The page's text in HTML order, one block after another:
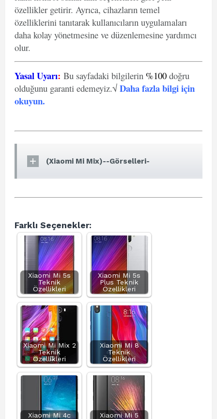
özellikler getirir. Ayrıca, cihazların temel
özelliklerini tanıtarak kullanıcıların uygulamaları
daha kolay yönetmesine ve düzenlemesine yardımcı
olur.
Yasal Uyarı: Bu sayfadaki bilgilerin %100 doğru
olduğunu garanti edemeyiz.√ Daha fazla bilgi için
okuyun.
(Xiaomi Mi Mix)--Görselleri-
Farklı Seçenekler:
Xiaomi Mi 5s
Teknik
Özellikleri
Xiaomi Mi 5s
Plus Teknik
Özellikleri
Xiaomi Mi Mix 2
Teknik
Özellikleri
Xiaomi Mi 8
Teknik
Özellikleri
Xiaomi Mi 4c
Xiaomi Mi 5